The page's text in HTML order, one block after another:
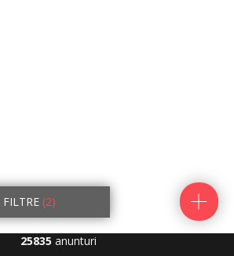
FILTRE (2)
25835 anunturi